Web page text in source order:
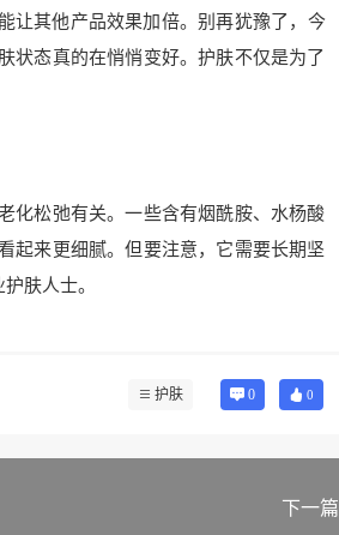
让其他产品效果加倍。别再犹豫了，今
状态真的在悄悄变好。护肤不仅是为了
化松弛有关。一些含有烟酰胺、水杨酸
起来更细腻。但要注意，它需要长期坚
肤人士。
护肤 0 0
下一篇